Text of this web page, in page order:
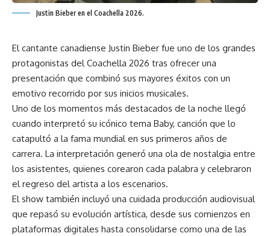
Justin Bieber en el Coachella 2026.
El cantante canadiense Justin Bieber fue uno de los grandes
protagonistas del Coachella 2026 tras ofrecer una
presentación que combinó sus mayores éxitos con un
emotivo recorrido por sus inicios musicales.
Uno de los momentos más destacados de la noche llegó
cuando interpretó su icónico tema Baby, canción que lo
catapultó a la fama mundial en sus primeros años de
carrera. La interpretación generó una ola de nostalgia entre
los asistentes, quienes corearon cada palabra y celebraron
el regreso del artista a los escenarios.
El show también incluyó una cuidada producción audiovisual
que repasó su evolución artística, desde sus comienzos en
plataformas digitales hasta consolidarse como una de las